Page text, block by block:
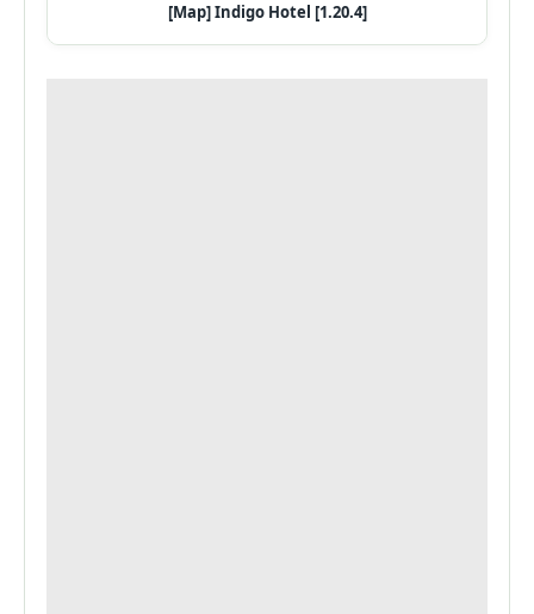
[Map] Indigo Hotel [1.20.4]